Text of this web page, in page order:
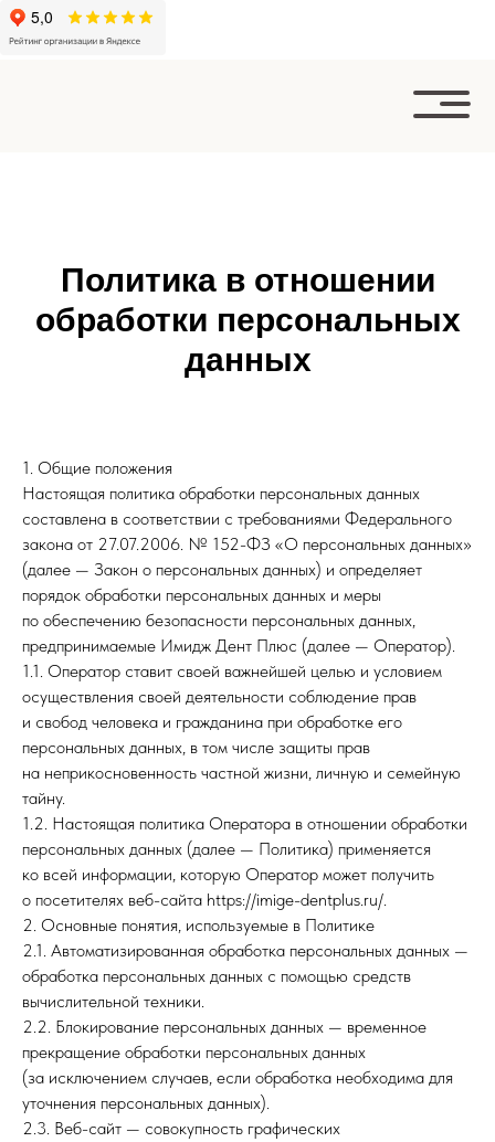
Политика в отношении
обработки персональных
данных
1. Общие положения
Настоящая политика обработки персональных данных
составлена в соответствии с требованиями Федерального
закона от 27.07.2006. № 152-ФЗ «О персональных данных»
(далее — Закон о персональных данных) и определяет
порядок обработки персональных данных и меры
по обеспечению безопасности персональных данных,
предпринимаемые Имидж Дент Плюс (далее — Оператор).
1.1. Оператор ставит своей важнейшей целью и условием
осуществления своей деятельности соблюдение прав
и свобод человека и гражданина при обработке его
персональных данных, в том числе защиты прав
на неприкосновенность частной жизни, личную и семейную
тайну.
1.2. Настоящая политика Оператора в отношении обработки
персональных данных (далее — Политика) применяется
ко всей информации, которую Оператор может получить
о посетителях веб-сайта https://imige-dentplus.ru/.
2. Основные понятия, используемые в Политике
2.1. Автоматизированная обработка персональных данных —
обработка персональных данных с помощью средств
вычислительной техники.
2.2. Блокирование персональных данных — временное
прекращение обработки персональных данных
(за исключением случаев, если обработка необходима для
уточнения персональных данных).
2.3. Веб-сайт — совокупность графических